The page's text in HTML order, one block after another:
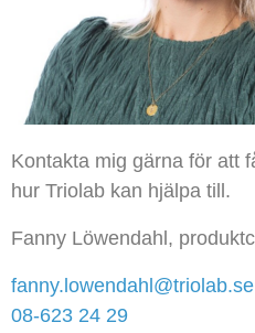
Kontakta mig gärna för att
hur Triolab kan hjälpa till.
Fanny Löwendahl,
fanny.lowendahl@triolab.se
08-623 24 29